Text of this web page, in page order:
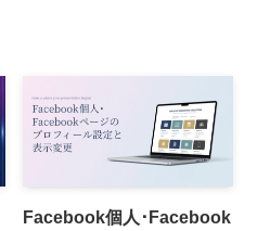
Facebook個人･Facebook